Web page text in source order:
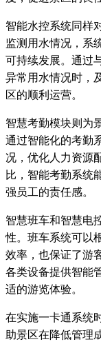
智能水控系统同样
监测用水情况，系
可持续发展。通过
异常用水情况时，
区的顺利运营。
智慧考勤模块则为
通过智能化的考勤
况，优化人力资源
比，智能考勤系统
强员工的责任感。
智慧班车和智慧电
性。班车系统可以
效率，也保证了游
各类设备提供智能
适的游览体验。
在实施一卡通系统
助景区在降低管理